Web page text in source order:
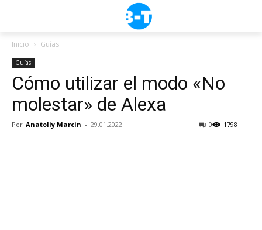
Inicio Guías
Guías
Cómo utilizar el modo «No
molestar» de Alexa
Por Anatoliy Marcin - 29.01.2022 1798
0